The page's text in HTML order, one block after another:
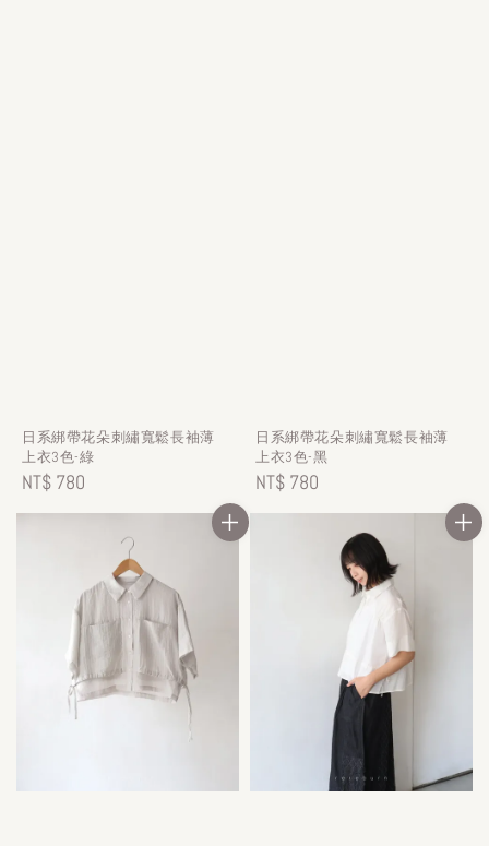
日系綁帶花朵刺繡寬鬆長袖薄
上衣3色-綠
Regular
price
NT$ 780
日系綁帶花朵刺繡寬鬆長袖薄
上衣3色-黑
Regular
price
NT$ 780